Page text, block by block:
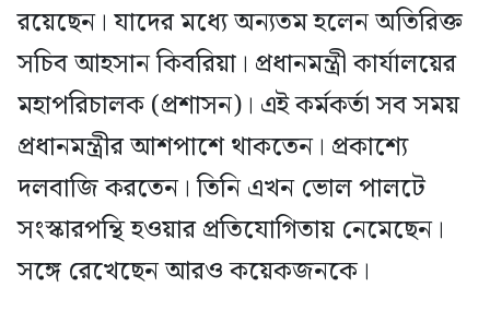
রয়েছেন। যাদের মধ্যে অন্যতম হলেন অতিরিক্ত
সচিব আহসান কিবরিয়া। প্রধানমন্ত্রী কার্যালয়ের
মহাপরিচালক (প্রশাসন)। এই কর্মকর্তা সব সময়
প্রধানমন্ত্রীর আশপাশে থাকতেন। প্রকাশ্যে
দলবাজি করতেন। তিনি এখন ভোল পালটে
সংস্কারপন্থি হওয়ার প্রতিযোগিতায় নেমেছেন।
সঙ্গে রেখেছেন আরও কয়েকজনকে।